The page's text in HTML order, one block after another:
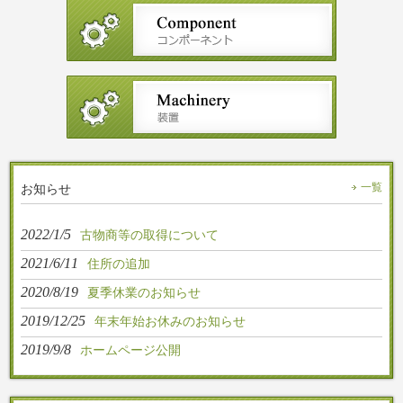
お知らせ 一覧
2022/1/5 古物商等の取得について
2021/6/11 住所の追加
2020/8/19 夏季休業のお知らせ
2019/12/25 年末年始お休みのお知らせ
2019/9/8 ホームページ公開